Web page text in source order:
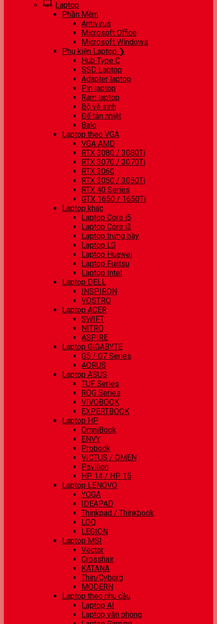
Laptop
Phần Mềm
Antivirus
Microsoft Office
Microsoft Windows
Phụ kiện Laptop ❯
Hub Type C
SSD Laptop
Adapter laptop
Pin laptop
Ram laptop
Bộ vệ sinh
Đế tản nhiệt
Balo
Laptop theo VGA
VGA AMD
RTX 3080 / 3080Ti
RTX 3070 / 3070Ti
RTX 3060
RTX 3050 / 3050Ti
RTX 40 Series
GTX 1650 / 1650Ti
Laptop khác
Laptop Core i5
Laptop Core i3
Laptop trưng bày
Laptop LG
Laptop Huawei
Laptop Fujitsu
Laptop Intel
Laptop DELL
INSPIRON
VOSTRO
Laptop ACER
SWIFT
NITRO
ASPIRE
Laptop GIGABYTE
G5 / G7 Series
AORUS
Laptop ASUS
TUF Series
ROG Series
VIVOBOOK
EXPERTBOOK
Laptop HP
OmniBook
ENVY
Probook
VICTUS / OMEN
Pavilion
HP 14 / HP 15
Laptop LENOVO
YOGA
IDEAPAD
Thinkpad / Thinkbook
LOQ
LEGION
Laptop MSI
Vector
Crosshair
KATANA
Thin/Cyborg
MODERN
Laptop theo nhu cầu
Laptop AI
Laptop văn phòng